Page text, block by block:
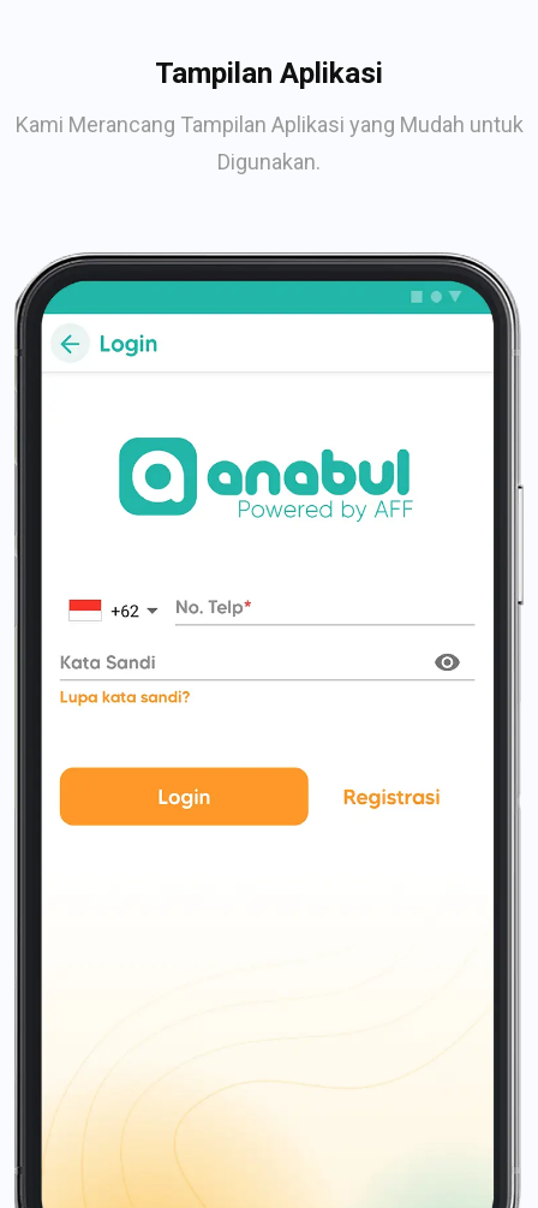
Tampilan Aplikasi
Kami Merancang Tampilan Aplikasi yang Mudah untuk
Digunakan.